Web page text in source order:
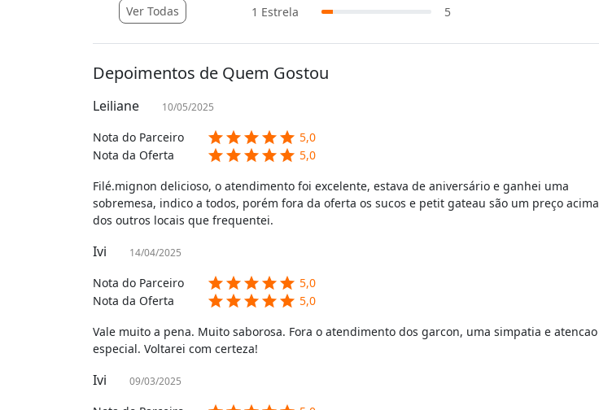
Ver Todas
1 Estrela 5
Depoimentos de Quem Gostou
Leiliane 10/05/2025
Nota do Parceiro starstarstarstarstar 5,0
Nota da Oferta
starstarstarstarstar 5,0
Filé.mignon delicioso, o atendimento foi excelente, estava de aniversário e ganhei uma
sobremesa, indico a todos, porém fora da oferta os sucos e petit gateau são um preço acima
dos outros locais que frequentei.
Ivi 14/04/2025
Nota do Parceiro starstarstarstarstar 5,0
Nota da Oferta
starstarstarstarstar 5,0
Vale muito a pena. Muito saborosa. Fora o atendimento dos garcon, uma simpatia e atencao
especial. Voltarei com certeza!
Ivi 09/03/2025